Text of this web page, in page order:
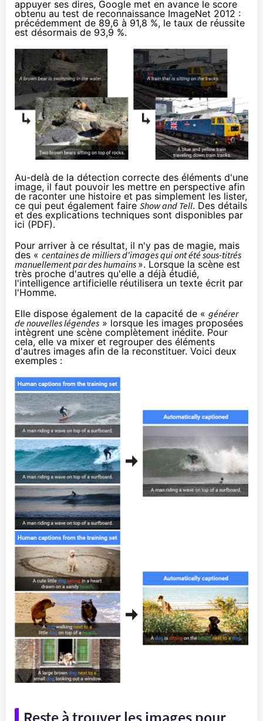
appuyer ses dires, Google met en avance le score
obtenu au test de reconnaissance ImageNet 2012 :
précédemment de 89,6 à 91,8 %, le taux de réussite
est désormais de 93,9 %.
Au-delà de la détection correcte des éléments d'une
image, il faut pouvoir les mettre en perspective afin
de raconter une histoire et pas simplement les lister,
ce qui peut également faire Show and Tell. Des détails
et des explications techniques sont disponibles par
ici (PDF).
Pour arriver à ce résultat, il n'y pas de magie, mais
des « centaines de milliers d'images qui ont été sous-titrés
manuellement par des humains ». Lorsque la scène est
très proche d'autres qu'elle a déjà étudié,
l'intelligence artificielle réutilisera un texte écrit par
l'Homme.
Elle dispose également de la capacité de « générer
de nouvelles légendes » lorsque les images proposées
intègrent une scène complètement inédite. Pour
cela, elle va mixer et regrouper des éléments
d'autres images afin de la reconstituer. Voici deux
exemples :